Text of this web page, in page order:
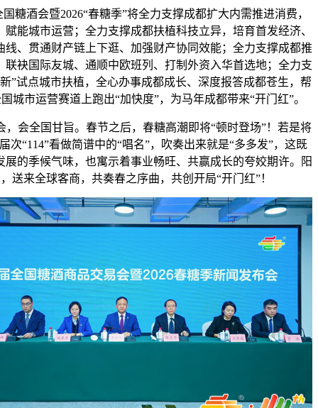
酒会暨2026“春糖季”将全力支撑成都扩大内需推进消费，
赋能城市运营；全力支撑成都扶植科技立异，培育首发经济、
线、贯通财产链上下逛、加强财产协同效能；全力支撑成都推
联袂国际友城、通顺中欧班列、打制外资入华首选地；全力支
”试点城市扶植，全心办事成都成长、深度报答成都苍生，帮
城市运营赛道上跑出“加快度”，为马年成都带来“开门红”。
全国甘旨。春节之后，春糖高潮即将“顿时登场”！若是将
次“114”看做简谱中的“唱名”，吹奏出来就是“多多发”，这既
展的季候气味，也寓示着事业畅旺、共赢成长的夸姣期许。阳
送来全球客商，共奏春之序曲，共创开局“开门红”！